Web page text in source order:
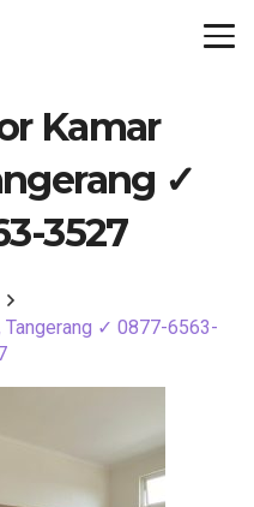
Kamar
✓
3527
Tangerang ✓ 0877-6563-